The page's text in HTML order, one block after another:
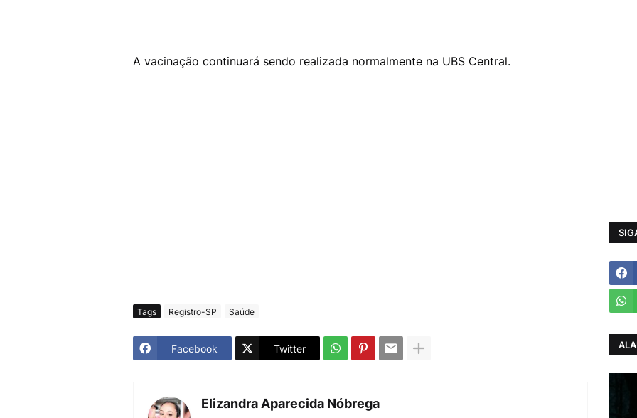
A vacinação continuará sendo realizada normalmente na UBS Central.
Tags Registro-SP Saúde
Facebook Twitter
Elizandra Aparecida Nóbrega